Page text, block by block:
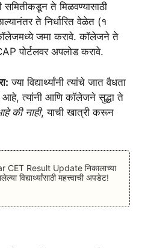
समितीकडून ते मिळवण्यासाठी
ते निर्धारित वेळेत (१
जमा करावे. कॉलेजने ते
पोर्टलवर अपलोड करावे.
ज्या विद्यार्थ्यांनी त्यांचे जात वैधता
त्यांनी आणि कॉलेजने सुद्धा ते
की नाही, याची खात्री करून
CET Result Update निकालाच्या
विद्यार्थ्यांसाठी महत्त्वाची अपडेट!